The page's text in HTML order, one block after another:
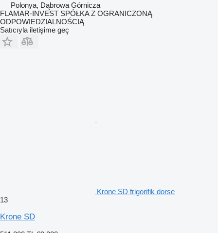
Polonya, Dąbrowa Górnicza
FLAMAR-INVEST SPÓŁKA Z OGRANICZONĄ
ODPOWIEDZIALNOŚCIĄ
Satıcıyla iletişime geç
Krone SD frigorifik dorse
13
Krone SD